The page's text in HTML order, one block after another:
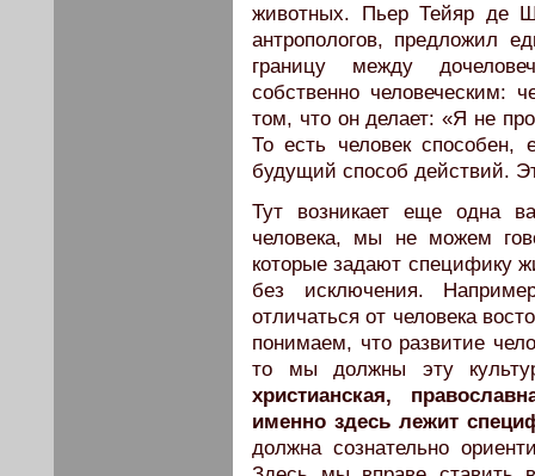
животных. Пьер Тейяр де
антропологов, предложил
границу между
собственно человеческим:
том, что он делает: «Я не
То есть человек способен,
будущий способ действий.
Тут возникает еще одна
человека, мы не можем
которые задают специфику
без исключения.
отличаться от человека
понимаем, что развитие
то мы должны эту
христианская,
именно здесь лежит
должна сознательно